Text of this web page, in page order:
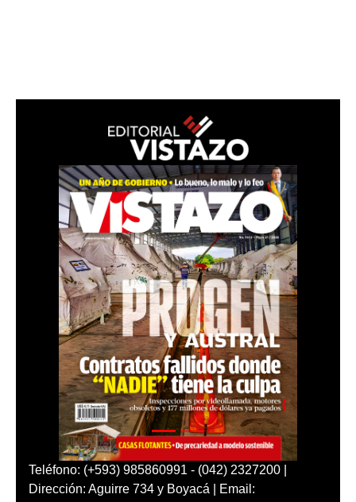
Teléfono: (+593) 985860991 - (042) 2327200 |
Dirección: Aguirre 734 y Boyacá | Email: